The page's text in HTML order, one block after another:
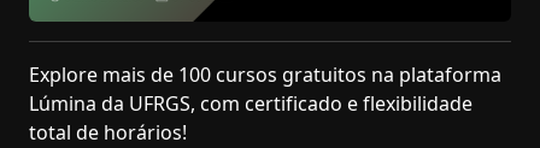
Explore mais de 100 cursos gratuitos na plataforma
Lúmina da UFRGS, com certificado e flexibilidade
total de horários!